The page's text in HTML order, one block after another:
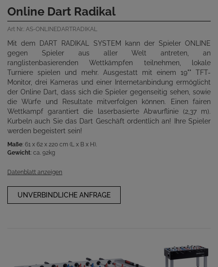
Online Dart Radikal
Art Nr.: AS-ONLINEDARTRADIKAL
Mit dem DART RADIKAL SYSTEM kann der Spieler ONLINE
gegen Spieler aus aller Welt antreten, an
ranglistenbasierenden Wettkämpfen teilnehmen, lokale
Turniere spielen und mehr. Ausgestatt mit einem 19"" TFT-
Monitor, drei Kameras und einer Internetanbindung ermöglicht
der Online Dart, dass sich die Spieler gegenseitig sehen, sowie
die Würfe und Resultate mitverfolgen können. Einen fairen
Wettkampf garantiert die laserbasierte Abwurflinie (2,37 m).
Kurbeln auch Sie das Dart Geschäft ordentlich an! Ihre Spieler
werden begeistert sein!
Maße: 61 x 62 x 220 cm (L x B x H).
Gewicht: ca. 92kg
Datenblatt anzeigen
UNVERBINDLICHE ANFRAGE